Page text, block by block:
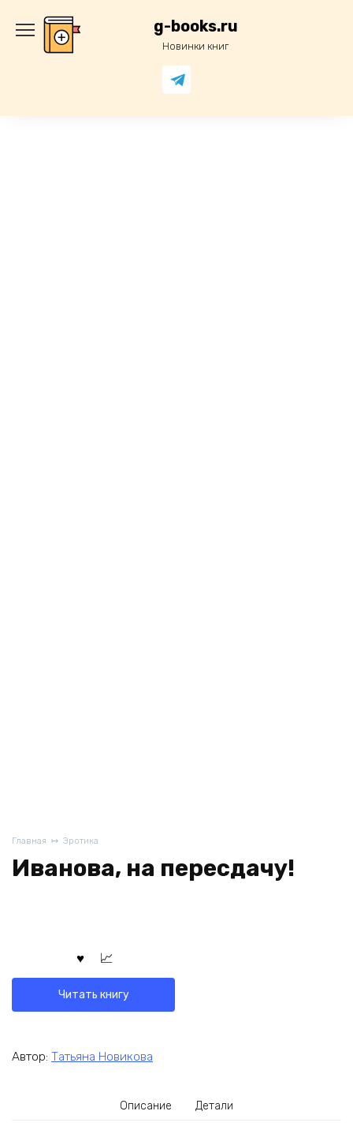
содержанию
g-books.ru
Новинки книг
Главная Эротика
Иванова, на пересдачу!
Читать книгу
Автор: Татьяна Новикова
Описание Детали